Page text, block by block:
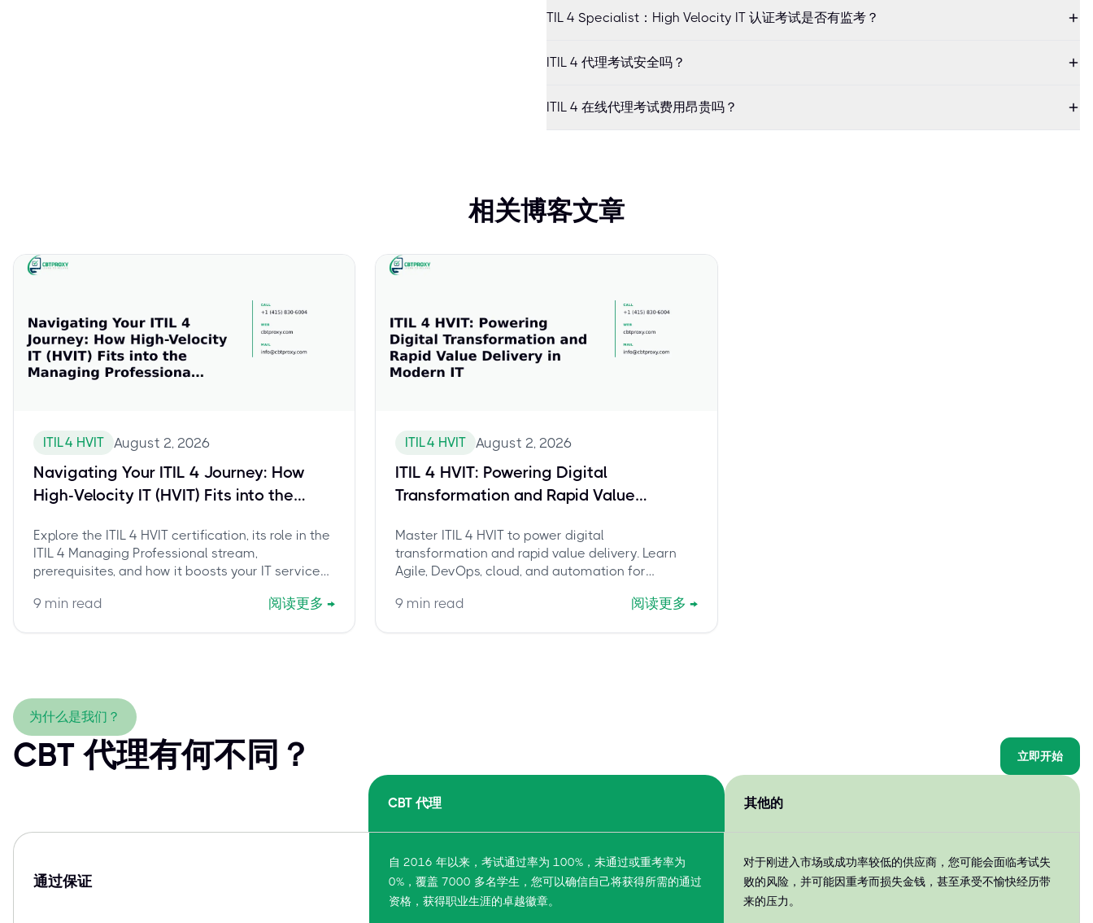
TIL 4 Specialist：High Velocity IT 认证考试是否有监考？
ITIL 4 代理考试安全吗？
ITIL 4 在线代理考试费用昂贵吗？
相关博客文章
ITIL 4 HVIT August 2, 2026
Navigating Your ITIL 4 Journey: How
High-Velocity IT (HVIT) Fits into the
Explore the ITIL 4 HVIT certification, its role in the
ITIL 4 Managing Professional stream,
prerequisites, and how it boosts your IT service
vital ITIL 4 module.
9 min read 阅读更多 →
ITIL 4 HVIT August 2, 2026
ITIL 4 HVIT: Powering Digital
Transformation and Rapid Value
Master ITIL 4 HVIT to power digital
transformation and rapid value delivery. Learn
Agile, DevOps, cloud, and automation for
9 min read 阅读更多 →
为什么是我们？
CBT 代理有何不同？ 立即开始
CBT 代理 其他的
通过保证
自 2016 年以来，考试通过率为 100%，未通过或重考率为
0%，覆盖 7000 多名学生，您可以确信自己将获得所需的通过
资格，获得职业生涯的卓越徽章。
对于刚进入市场或成功率较低的供应商，您可能会面临考试失
败的风险，并可能因重考而损失金钱，甚至承受不愉快经历带
来的压力。